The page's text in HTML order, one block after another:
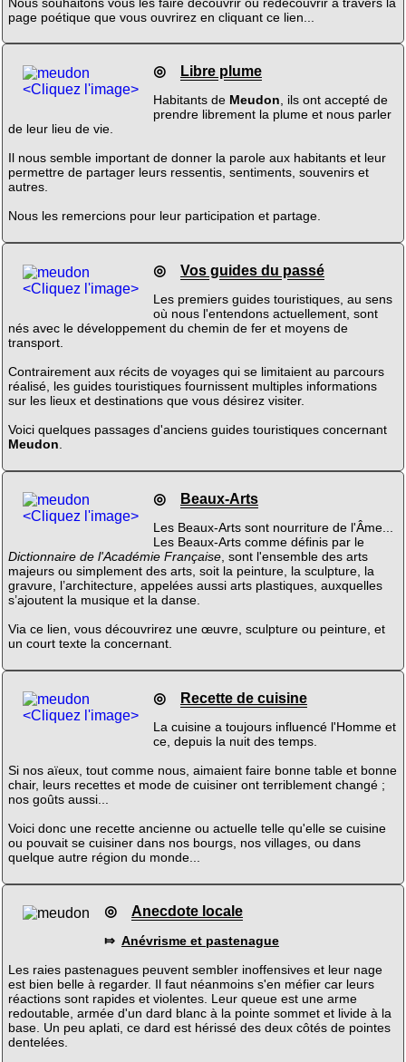
page poétique que vous ouvrirez en cliquant ce lien...
<Cliquez l'image>
◎ Libre plume
Habitants de Meudon, ils ont accepté de
prendre librement la plume et nous parler
de leur lieu de vie.
Il nous semble important de donner la parole aux habitants et leur
permettre de partager leurs ressentis, sentiments, souvenirs et
autres.
Nous les remercions pour leur participation et partage.
<Cliquez l'image>
◎ Vos guides du passé
Les premiers guides touristiques, au sens
où nous l'entendons actuellement, sont
nés avec le développement du chemin de fer et moyens de
transport.
Contrairement aux récits de voyages qui se limitaient au parcours
réalisé, les guides touristiques fournissent multiples informations
sur les lieux et destinations que vous désirez visiter.
Voici quelques passages d'anciens guides touristiques concernant
Meudon.
<Cliquez l'image>
◎ Beaux-Arts
Les Beaux-Arts sont nourriture de l'Âme...
Les Beaux-Arts comme définis par le
Dictionnaire de l'Académie Française, sont l'ensemble des arts
majeurs ou simplement des arts, soit la peinture, la sculpture, la
gravure, l’architecture, appelées aussi arts plastiques, auxquelles
s’ajoutent la musique et la danse.
Via ce lien, vous découvrirez une œuvre, sculpture ou peinture, et
un court texte la concernant.
<Cliquez l'image>
◎ Recette de cuisine
La cuisine a toujours influencé l'Homme et
ce, depuis la nuit des temps.
Si nos aïeux, tout comme nous, aimaient faire bonne table et bonne
chair, leurs recettes et mode de cuisiner ont terriblement changé ;
nos goûts aussi...
Voici donc une recette ancienne ou actuelle telle qu'elle se cuisine
ou pouvait se cuisiner dans nos bourgs, nos villages, ou dans
quelque autre région du monde...
◎ Anecdote locale
⤇ Anévrisme et pastenague
Les raies pastenagues peuvent sembler inoffensives et leur nage
est bien belle à regarder. Il faut néanmoins s'en méfier car leurs
réactions sont rapides et violentes. Leur queue est une arme
redoutable, armée d'un dard blanc à la pointe sommet et livide à la
base. Un peu aplati, ce dard est hérissé des deux côtés de pointes
dentelées.